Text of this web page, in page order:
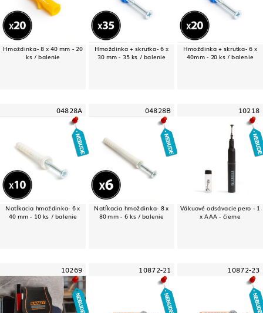
Hmoždinka- 8 x 40 mm - 20
ks / balenie
Hmoždinka + skrutka- 6 x
30 mm - 35 ks / balenie
Hmoždinka + skrutka- 6 x
40mm - 20 ks / balenie
04828A
Natĺkacia hmoždinka- 6 x
40 mm - 10 ks / balenie
04828B
Natĺkacia hmoždinka- 8 x
80 mm - 6 ks / balenie
10218
Vákuové odsávacie pero - 1
x AAA - čierne
10269 10872-21 10872-23